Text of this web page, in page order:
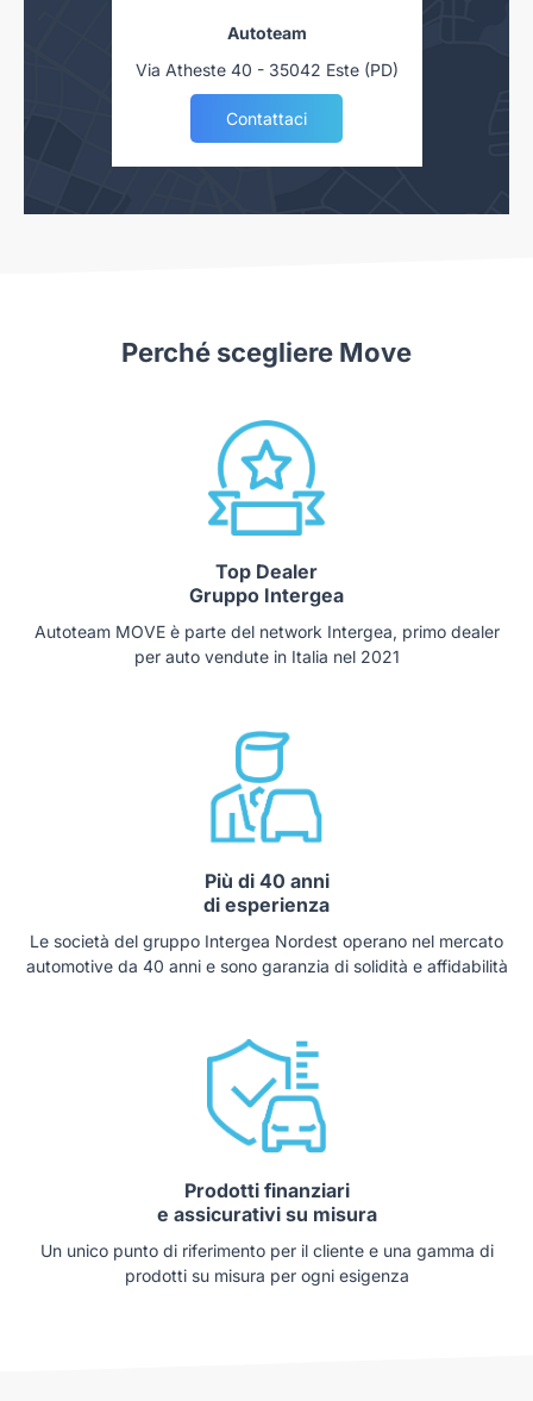
Autoteam
Via Atheste 40 - 35042 Este (PD)
Contattaci
Perché scegliere Move
Top Dealer
Gruppo Intergea
Autoteam MOVE è parte del network Intergea, primo dealer
per auto vendute in Italia nel 2021
Più di 40 anni
di esperienza
Le società del gruppo Intergea Nordest operano nel mercato
automotive da 40 anni e sono garanzia di solidità e affidabilità
Prodotti finanziari
e assicurativi su misura
Un unico punto di riferimento per il cliente e una gamma di
prodotti su misura per ogni esigenza